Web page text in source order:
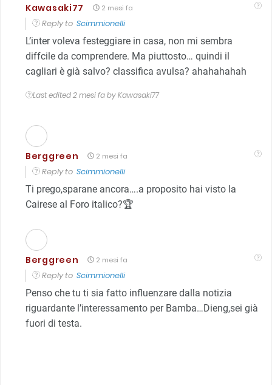
Kawasaki77 2 mesi fa
Reply to Scimmionelli
L’inter voleva festeggiare in casa, non mi sembra
diffcile da comprendere. Ma piuttosto… quindi il
cagliari è già salvo? classifica avulsa? ahahahahah
Last edited 2 mesi fa by Kawasaki77
Berggreen 2 mesi fa
Reply to Scimmionelli
Ti prego,sparane ancora….a proposito hai visto la
Cairese al Foro italico?🏆
Berggreen 2 mesi fa
Reply to Scimmionelli
Penso che tu ti sia fatto influenzare dalla notizia
riguardante l’interessamento per Bamba…Dieng,sei già
fuori di testa.